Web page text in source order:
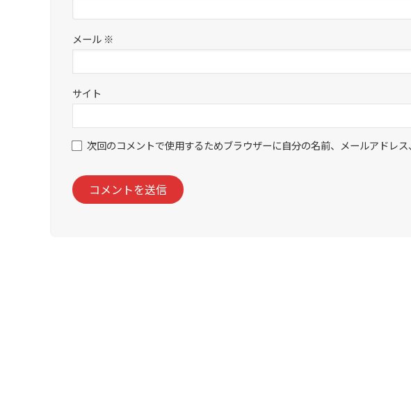
メール ※
サイト
次回のコメントで使用するためブラウザーに自分の名前、メールアドレス